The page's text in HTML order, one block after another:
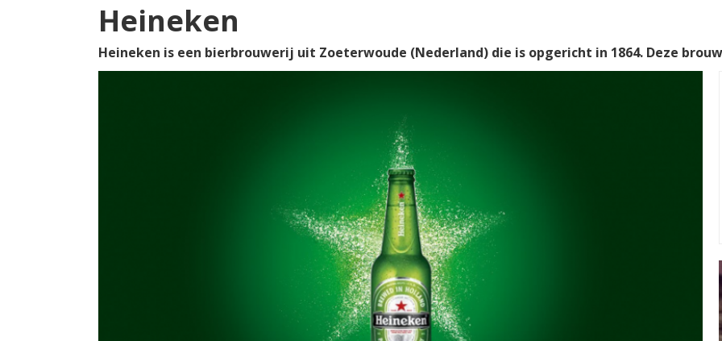
Heineken
Heineken is een bierbrouwerij uit Zoeterwoude (Nederland) die is opgericht in 1864. Deze